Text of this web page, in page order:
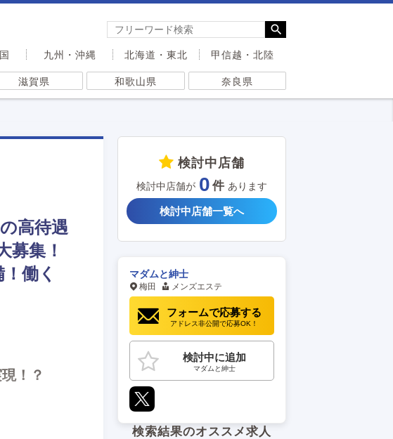
九州・沖縄 北海道・東北 甲信越・北陸
滋賀県 和歌山県 奈良県
高待遇
募集！
働く
！？
検討中店舗
検討中店舗が 0 あります
検討中店舗一覧へ
マダムと紳士
梅田 メンズエステ
フォームで応募する
アドレス非公開で応募OK！
検討中に追加
マダムと紳士
検索結果のオススメ求人